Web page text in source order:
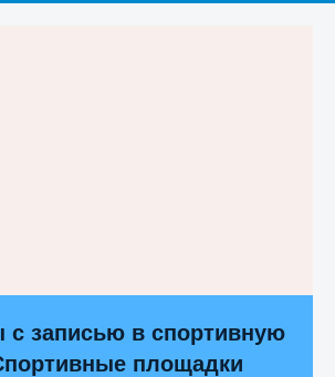
записью в спортивную
площадки